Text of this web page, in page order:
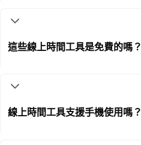
這些線上時間工具是免費的嗎？
線上時間工具支援手機使用嗎？